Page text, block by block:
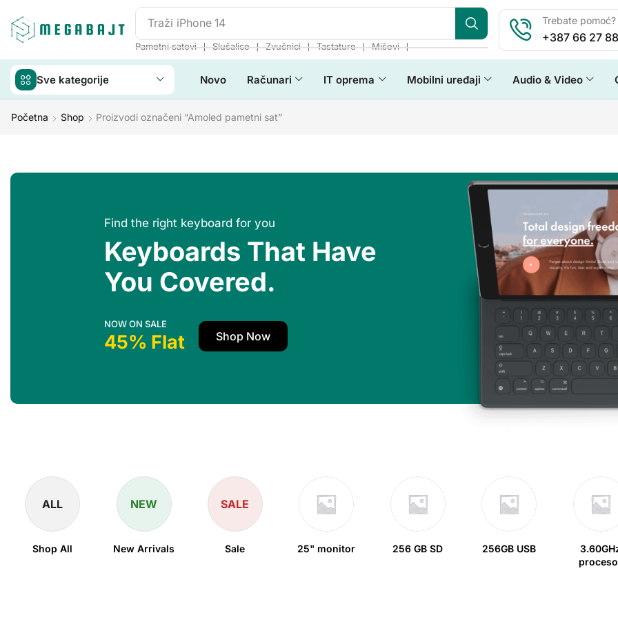
Traži JBL Go 2
Pametni satovi ❘ Slušalice ❘ Zvučnici ❘ Tastature ❘ Miševi ❘
Trebate
+387 66 27
Sve kategorije Novo Računari IT oprema Mobilni uređaji Audio & Video
Početna Shop Proizvodi označeni “Amoled pametni sat”
Find the right keyboard for you
Keyboards That Have
You Covered.
NOW ON SALE
45% Flat Shop Now
ALL
Shop All
NEW
New Arrivals
SALE
Sale 25" monitor 256 GB SD 256GB USB